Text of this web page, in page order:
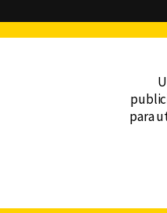
DERECHOS RESERVADOS © CANAL 6
Prohibida la reproducción total opara